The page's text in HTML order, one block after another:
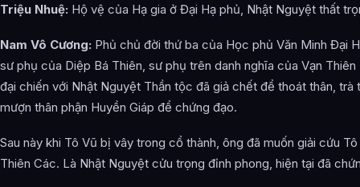
Triệu Nhuệ: Hộ vệ của Hạ gia ở Đại Hạ phủ, Nhật Nguyệt thất
Nam Vô Cương: Phủ chủ đời thứ ba của Học phủ Văn Minh Đại
sư phụ của Diệp Bá Thiên, sư phụ trên danh nghĩa của Vạn
đại chiến với Nhật Nguyệt Thần tộc đã giả chết để thoát thân, trà
mượn thân phận Huyền Giáp để chứng đạo.
Sau này khi Tô Vũ bị vây trong cổ thành, ông đã muốn giải cứu
Thiên Các. Là Nhật Nguyệt cửu trọng đỉnh phong, hiện tại đã